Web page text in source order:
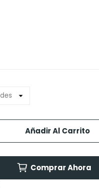
Añadir Al Carrito
Comprar Ahora